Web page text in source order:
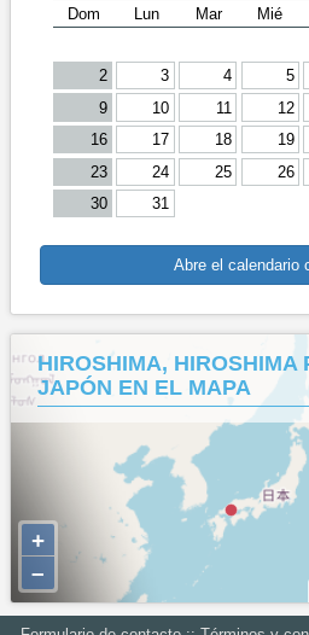
Dom
Lun Mar Mié
2
3 4 5
9
10 11 12
16
17 18 19
23
24 25 26
30
31
Abre el calendario
HIROSHIMA, HIROSHIMA
JAPÓN EN EL MAPA
+
–